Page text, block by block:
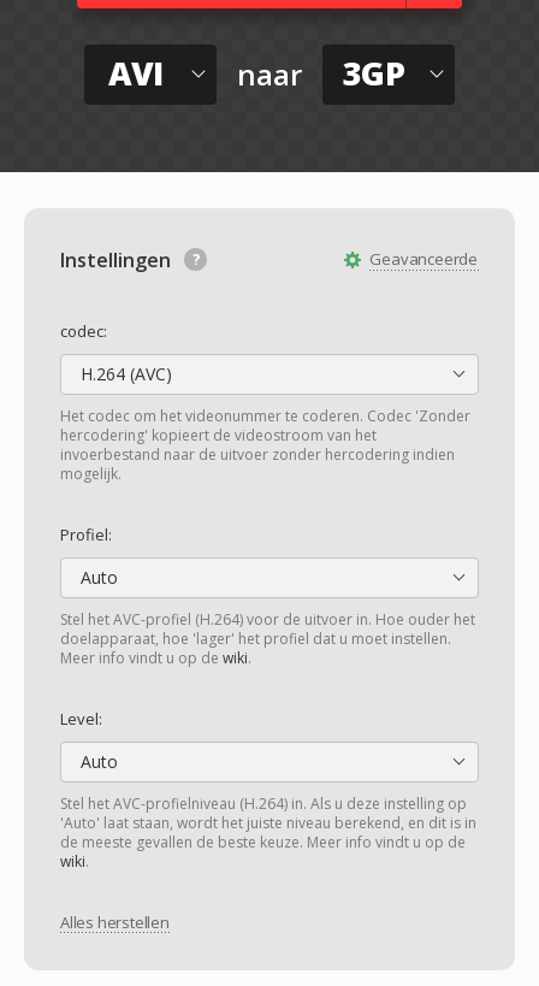
AVI naar 3GP
Geavanceerde
Instellingen
codec:
H.264 (AVC)
Het codec om het videonummer te coderen. Codec 'Zonder
hercodering' kopieert de videostroom van het
invoerbestand naar de uitvoer zonder hercodering indien
mogelijk.
Profiel:
Auto
Stel het AVC-profiel (H.264) voor de uitvoer in. Hoe ouder het
doelapparaat, hoe 'lager' het profiel dat u moet instellen.
Meer info vindt u op de wiki.
Level:
Auto
Stel het AVC-profielniveau (H.264) in. Als u deze instelling op
'Auto' laat staan, wordt het juiste niveau berekend, en dit is in
de meeste gevallen de beste keuze. Meer info vindt u op de
wiki.
Alles herstellen